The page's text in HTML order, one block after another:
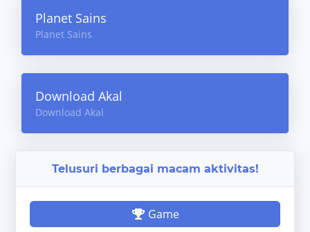
Planet Sains
Planet Sains
Download Akal
Download Akal
Telusuri berbagai macam aktivitas!
Game